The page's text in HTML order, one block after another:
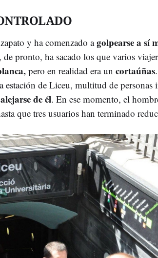
y ha comenzado agolpearse a sí
de pronto, ha sacado los que varios
pero en realidad era un cortaúñas
de Liceu, multitud de personas
de él. En ese momento, el
que tres usuarios han terminado